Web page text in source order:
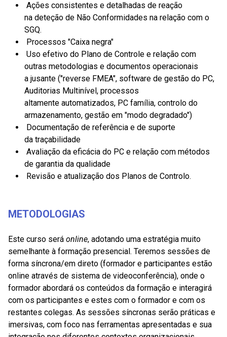
Ações consistentes e detalhadas de reação
na deteção de Não Conformidades na relação com o
SGQ.
Processos "Caixa negra"
Uso efetivo do Plano de Controle e relação com
outras metodologias e documentos operacionais
a jusante ("reverse FMEA", software de gestão do PC,
Auditorias Multinível, processos
altamente automatizados, PC família, controlo do
armazenamento, gestão em "modo degradado")
Documentação de referência e de suporte
da traçabilidade
Avaliação da eficácia do PC e relação com métodos
de garantia da qualidade
Revisão e atualização dos Planos de Controlo.
METODOLOGIAS
Este curso será online, adotando uma estratégia muito
semelhante à formação presencial. Teremos sessões de
forma síncrona/em direto (formador e participantes estão
online através de sistema de videoconferência), onde o
formador abordará os conteúdos da formação e interagirá
com os participantes e estes com o formador e com os
restantes colegas. As sessões síncronas serão práticas e
imersivas, com foco nas ferramentas apresentadas e sua